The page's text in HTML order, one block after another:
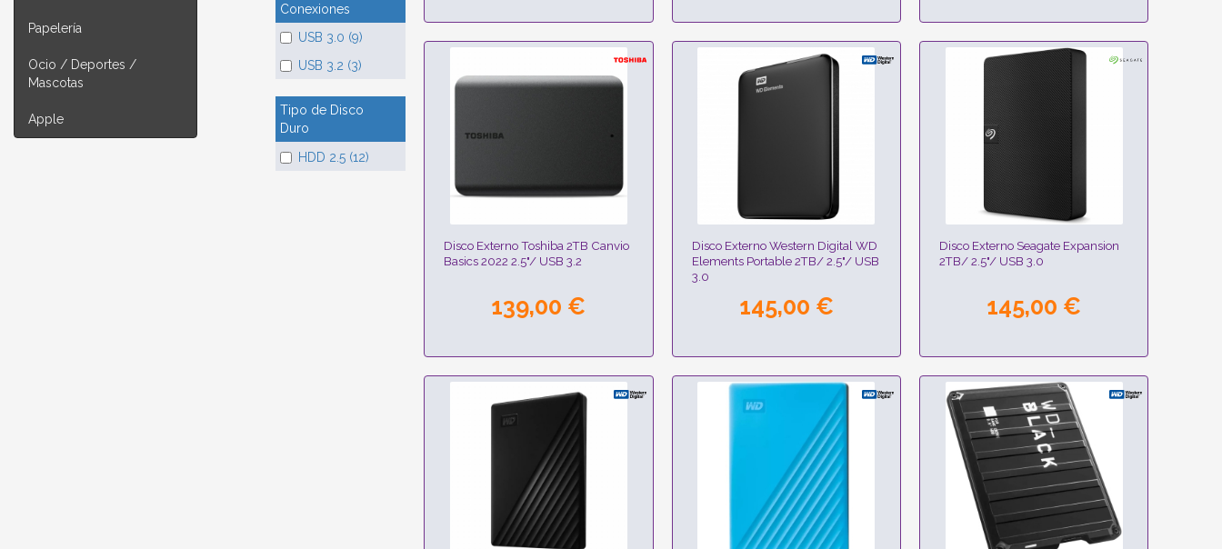
Papelería
Ocio / Deportes /
Mascotas
Apple
Conexiones
USB 3.0 (9)
USB 3.2 (3)
Tipo de Disco
Duro
HDD 2.5 (12)
Disco Externo Toshiba 2TB Canvio
Basics 2022 2.5"/ USB 3.2
139,00 €
Disco Externo Western Digital WD
Elements Portable 2TB/ 2.5"/ USB
3.0
145,00 €
Disco Externo Seagate Expansion
2TB/ 2.5"/ USB 3.0
145,00 €